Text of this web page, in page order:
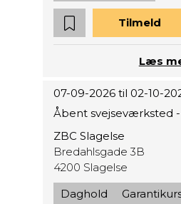
Tilmeld
Læs
07-09-2026 til 02-10-
Åbent svejseværksted
ZBC Slagelse
Bredahlsgade 3B
4200 Slagelse
Daghold